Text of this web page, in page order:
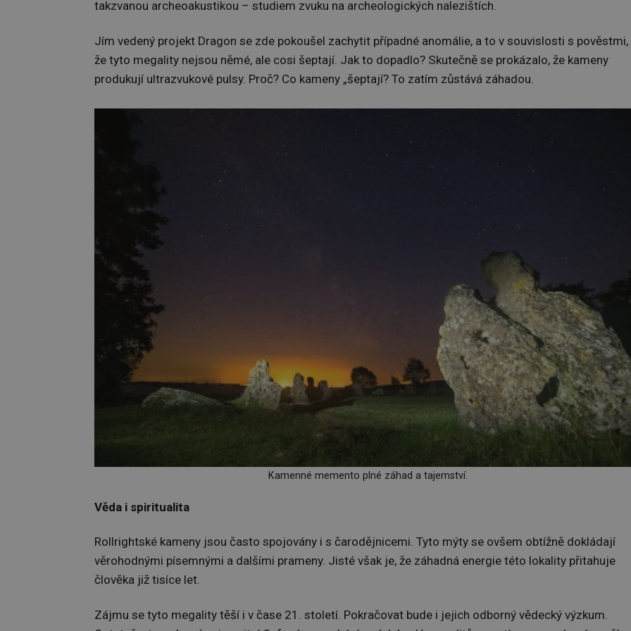
takzvanou archeoakustikou – studiem zvuku na archeologických nalezištích.
Jím vedený projekt Dragon se zde pokoušel zachytit případné anomálie, a to v souvislosti s pověstmi,
že tyto megality nejsou němé, ale cosi šeptají. Jak to dopadlo? Skutečně se prokázalo, že kameny
produkují ultrazvukové pulsy. Proč? Co kameny „šeptají? To zatím zůstává záhadou.
Kamenné memento plné záhad a tajemství.
Věda i spiritualita
Rollrightské kameny jsou často spojovány i s čarodějnicemi. Tyto mýty se ovšem obtížně dokládají
věrohodnými písemnými a dalšími prameny. Jisté však je, že záhadná energie této lokality přitahuje
člověka již tisíce let.
Zájmu se tyto megality těší i v čase 21. století. Pokračovat bude i jejich odborný vědecký výzkum.